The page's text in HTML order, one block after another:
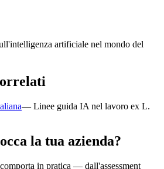
artificiale nel mondo del
— Linee guida IA nel lavoro ex L.
la tua azienda?
in pratica — dall'assessment